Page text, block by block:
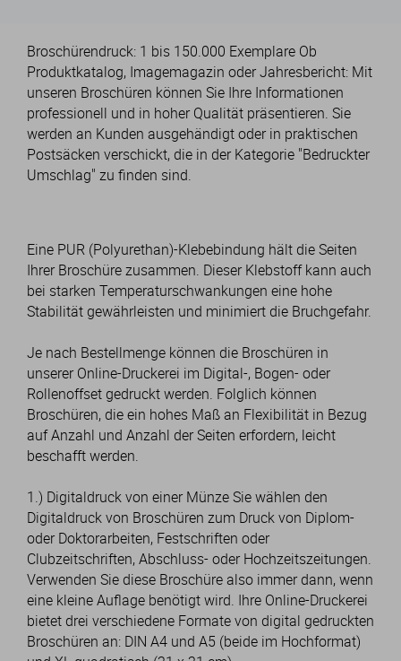
Broschürendruck: 1 bis 150.000 Exemplare Ob
Produktkatalog, Imagemagazin oder Jahresbericht: Mit
unseren Broschüren können Sie Ihre Informationen
professionell und in hoher Qualität präsentieren. Sie
werden an Kunden ausgehändigt oder in praktischen
Postsäcken verschickt, die in der Kategorie "Bedruckter
Umschlag" zu finden sind.
Eine PUR (Polyurethan)-Klebebindung hält die Seiten
Ihrer Broschüre zusammen. Dieser Klebstoff kann auch
bei starken Temperaturschwankungen eine hohe
Stabilität gewährleisten und minimiert die Bruchgefahr.
Je nach Bestellmenge können die Broschüren in
unserer Online-Druckerei im Digital-, Bogen- oder
Rollenoffset gedruckt werden. Folglich können
Broschüren, die ein hohes Maß an Flexibilität in Bezug
auf Anzahl und Anzahl der Seiten erfordern, leicht
beschafft werden.
1.) Digitaldruck von einer Münze Sie wählen den
Digitaldruck von Broschüren zum Druck von Diplom-
oder Doktorarbeiten, Festschriften oder
Clubzeitschriften, Abschluss- oder Hochzeitszeitungen.
Verwenden Sie diese Broschüre also immer dann, wenn
eine kleine Auflage benötigt wird. Ihre Online-Druckerei
bietet drei verschiedene Formate von digital gedruckten
Broschüren an: DIN A4 und A5 (beide im Hochformat)